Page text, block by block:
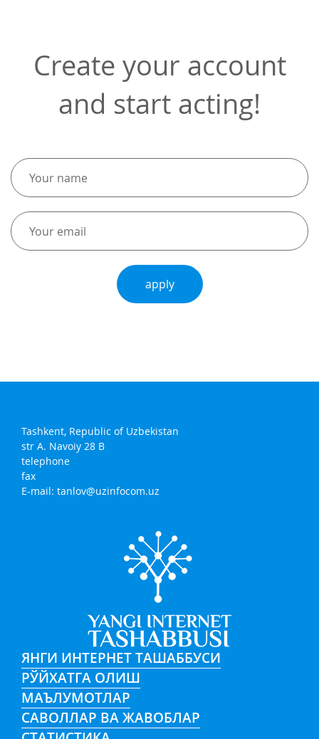
Create your account
and start acting!
apply
Tashkent, Republic of Uzbekistan
str A. Navoiy 28 B
telephone
fax
E-mail: tanlov@uzinfocom.uz
ЯНГИ ИНТЕРНЕТ ТАШАББУСИ
РЎЙХАТГА ОЛИШ
МАЪЛУМОТЛАР
САВОЛЛАР ВА ЖАВОБЛАР